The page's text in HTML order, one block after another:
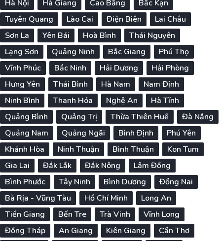
Hà Nội Hà Giang Cao Bằng
Bắc Kạn
Tuyên Quang
Lào Cai Điện Biên
Lai Châu
Sơn La
Yên Bái Hoà Bình
Thái Nguyên
Lạng Sơn
Quảng Ninh Bắc Giang
Phú Thọ
Vĩnh Phúc
Bắc Ninh Hải Dương
Hải Phòng
Hưng Yên
Thái Bình Hà Nam
Nam Định
Ninh Bình
Thanh Hóa Nghệ An
Hà Tĩnh
Quảng Bình
Quảng Trị Thừa Thiên Huế
Đà Nẵng
Quảng Nam
Quảng Ngãi Bình Định
Phú Yên
Khánh Hòa
Ninh Thuận Bình Thuận
Kon Tum
Gia Lai
Đắk Lắk Đắk Nông
Lâm Đồng
Bình Phước
Tây Ninh Bình Dương
Đồng Nai
Bà Rịa - Vũng Tàu
Hồ Chí Minh
Long An
Tiền Giang
Bến Tre Trà Vinh
Vĩnh Long
Đồng Tháp
An Giang Kiên Giang
Cần Thơ